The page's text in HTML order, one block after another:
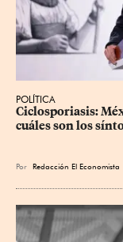
POLÍTICA
Ciclosporiasis:
cuáles son los
Por Redacción El Economista